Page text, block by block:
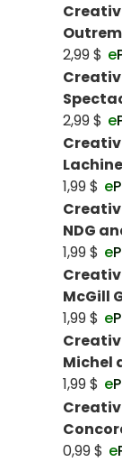
2,99 $ e
2,99 $ e
Lachine
1,99 $ e
NDG
1,99 $ e
McGill
1,99 $ e
Michel
1,99 $ e
0,99 $ e